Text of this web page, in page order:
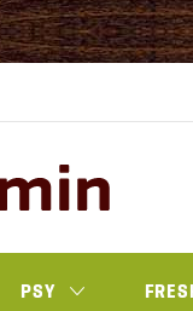
PSY